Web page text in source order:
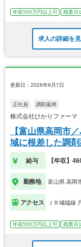
年収550万円以上可 残業月
求人の詳細を
更新日：2026年8月7日
正社員 調剤薬局
株式会社ひかりファー
【富山県高岡市
域に根差した調
給与 【年収】
勤務地 富山県 高岡
アクセス ＪＲ城端線
年収550万円以上可 残業月